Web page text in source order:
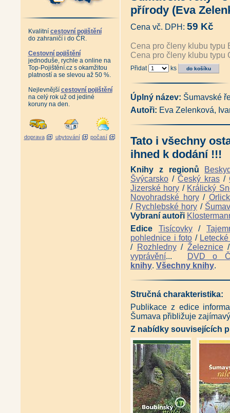
Kvalitní cestovní pojištění
do zahraničí i do ČR.
Cestovní pojištění
jednoduše, rychle a online na
Top-Pojištění.cz s okamžitou
platností a se slevou až 50 %.
Nejlevnější cestovní pojištění
na celý rok už od jediné
koruny na den.
doprava ubytování počasí
Edice Pověsti a pohádky|Edice
Autor Miloslav Nevrlý
přírody (Eva
Cena vč. DPH: 59 Kč
Cena pro členy klubu typu
Cena pro členy klubu typu
Přidat ks
Úplný název: Šumavské
Autoři: Eva Zelenková,
Tato i všechny
ihned k dodání !!!
Knihy z regionů
Švýcarsko / Český kras /
Jizerské hory / Králický
Novohradské hory/
/ Rychlebské hory /
Vybraní autoři
Edice Tisícovky/
pohlednice i foto /
/ Rozhledny/ Železnice
vyprávění...
DVD o
knihy. Všechny knihy.
Stručná charakteristika:
Publikace z edice
Šumava přibližuje
Z nabídky souvisejících